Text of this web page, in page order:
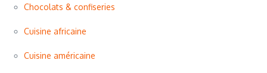
Chocolats & confiseries
Cuisine africaine
Cuisine américaine